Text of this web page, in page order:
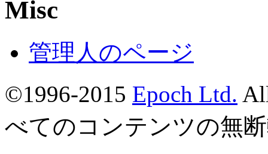
管理人のページ
©1996-2015 Epoch Ltd.
べてのコンテンツの無